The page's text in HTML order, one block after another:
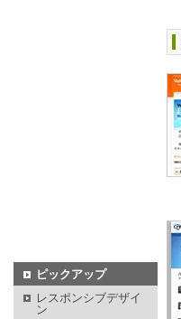
ピックアップ
レスポンシブデザイ
ン